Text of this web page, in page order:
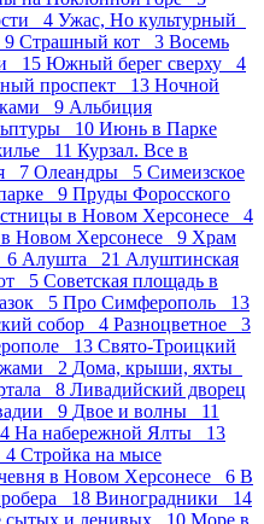
4 Ужас, Но культурный
9 Страшный кот 3 Восемь
15 Южный берег сверху 4
проспект 13 Ночной
9 Альбиция
10 Июнь в Парке
11 Курзал. Все в
7 Олеандры 5 Симеизское
9 Пруды Форосского
в Новом Херсонесе 4
Новом Херсонесе 9 Храм
6 Алушта 21 Алуштинская
5 Советская площадь в
5 Про Симферополь 13
собор 4 Разноцветное 3
13 Свято-Троицкий
2 Дома, крыши, яхты
8 Ливадийский дворец
9 Двое и волны 11
На набережной Ялты 13
4 Стройка на мысе
в Новом Херсонесе 6 В
18 Виноградники 14
сытых и ленивых 10 Море в